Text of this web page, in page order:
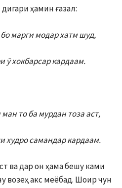
ҳамин ғазал:
марги модар хатм шуд,
ӯ хокбарсар кардаам.
то ба мурдан тоза аст,
худро самандар кардаам.
ва дар он ҳама бешу ками
возеҳ акс меёбад. Шоир чун